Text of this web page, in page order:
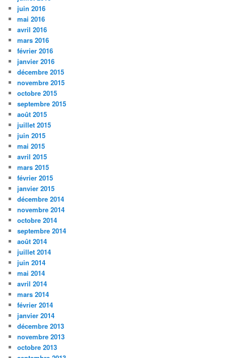
juin 2016
mai 2016
avril 2016
mars 2016
février 2016
janvier 2016
décembre 2015
novembre 2015
octobre 2015
septembre 2015
août 2015
juillet 2015
juin 2015
mai 2015
avril 2015
mars 2015
février 2015
janvier 2015
décembre 2014
novembre 2014
octobre 2014
septembre 2014
août 2014
juillet 2014
juin 2014
mai 2014
avril 2014
mars 2014
février 2014
janvier 2014
décembre 2013
novembre 2013
octobre 2013